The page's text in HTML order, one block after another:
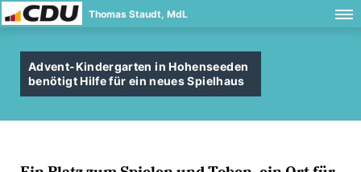
Thomas Staudt, MdL
Advent-Kindergarten in Hohenseeden
benötigt Hilfe für ein neues Spielhaus